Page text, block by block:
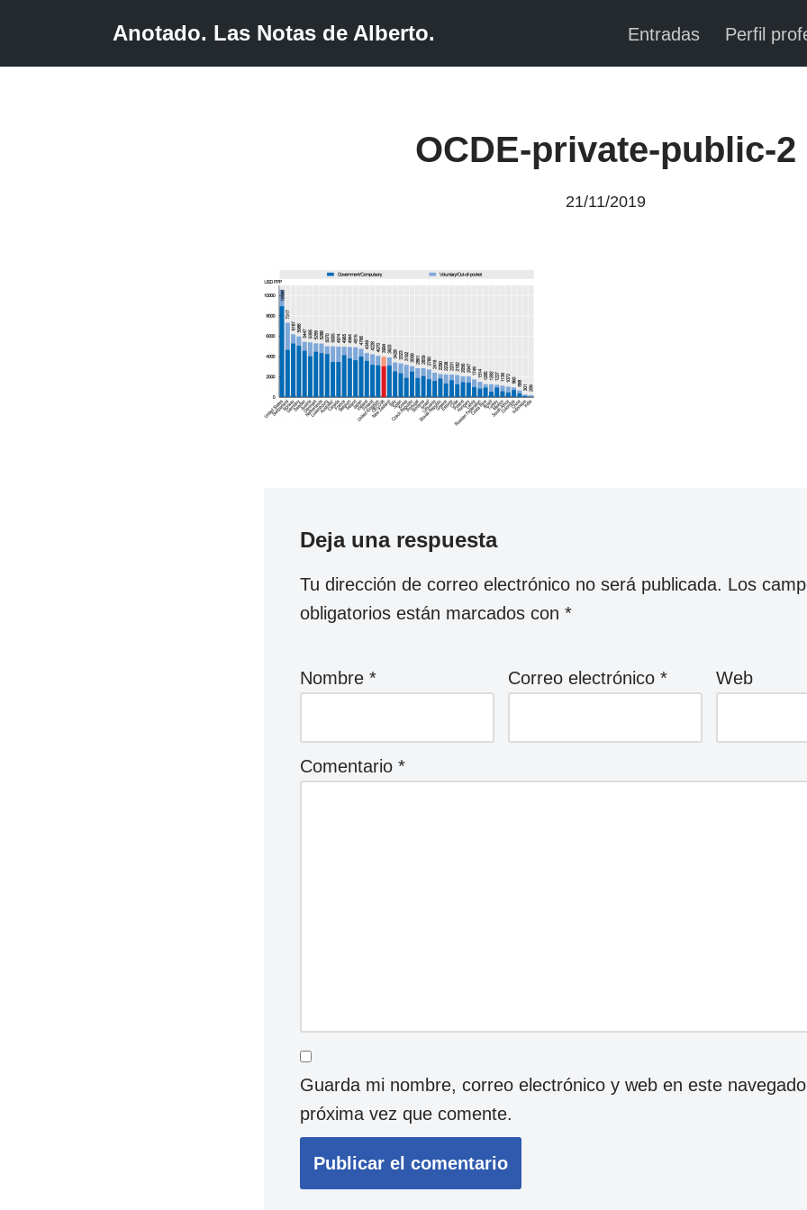
Anotado. Las Notas de Alberto. Entradas Perfil
OCDE-private-public-2
21/11/2019
Deja una respuesta
Tu dirección de correo electrónico no será publicada. Los
obligatorios están marcados con*
Nombre* Correo electrónico* Web
Comentario*
Guarda mi nombre, correo electrónico y web en este
próxima vez que comente.